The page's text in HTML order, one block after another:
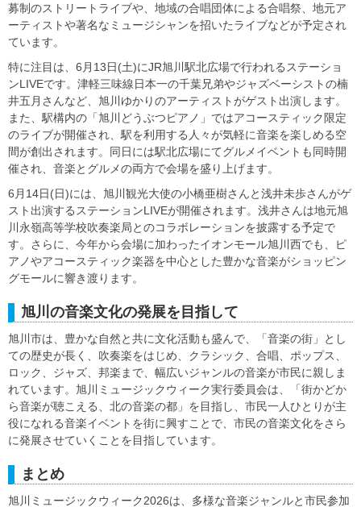
募制のストリートライブや、地域の合唱団体による合唱祭、地元ア
ーティストや著名なミュージシャンを招いたライブなどが予定され
ています。
特に注目は、6月13日(土)にJR旭川駅北広場で行われるステーショ
ンLIVEです。津軽三味線日本一の千葉兄弟やジャズベーシストの楠
井五月さんなど、旭川ゆかりのアーティストがゲスト出演します。
また、駅構内の「旭川どうぶつピアノ」ではアコースティック限定
のライブが開催され、駅を利用する人々が気軽に音楽を楽しめる空
間が創出されます。同日には駅北広場にてグルメイベントも同時開
催され、音楽とグルメの両方で会場を盛り上げます。
6月14日(日)には、旭川観光大使の小橋亜樹さんと浅井未歩さんがゲ
スト出演するステーションLIVEが開催されます。浅井さんは地元旭
川永嶺高等学校吹奏楽局とのコラボレーションを披露する予定で
す。さらに、今年から会場に加わったイオンモール旭川西でも、ピ
アノやアコースティック楽器を中心とした豊かな音楽がショッピン
グモールに響き渡ります。
旭川の音楽文化の発展を目指して
旭川市は、豊かな自然と共に文化活動も盛んで、「音楽の街」とし
ての歴史が長く、吹奏楽をはじめ、クラシック、合唱、ポップス、
ロック、ジャズ、邦楽まで、幅広いジャンルの音楽が市民に親しま
れています。旭川ミュージックウィーク実行委員会は、「街かどか
ら音楽が聴こえる、北の音楽の都」を目指し、市民一人ひとりが主
役になれる音楽イベントを街に興すことで、市民の音楽文化をさら
に発展させていくことを目指しています。
まとめ
旭川ミュージックウィーク2026は、多様な音楽ジャンルと市民参加